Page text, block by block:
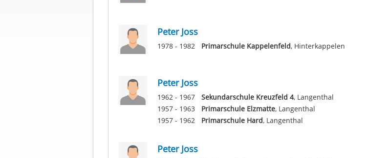
Peter Joss
1978 - 1982 Primarschule Kappelenfeld, Hinterkappelen
Peter Joss
1962 - 1967 Sekundarschule Kreuzfeld 4, Langenthal
1957 - 1963
Primarschule Elzmatte, Langenthal
1957 - 1962
Primarschule Hard, Langenthal
Peter Joss